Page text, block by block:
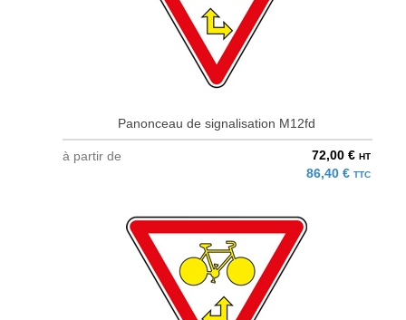
Panonceau de signalisation M12fd
à partir de 72,00 € HT
86,40 € TTC